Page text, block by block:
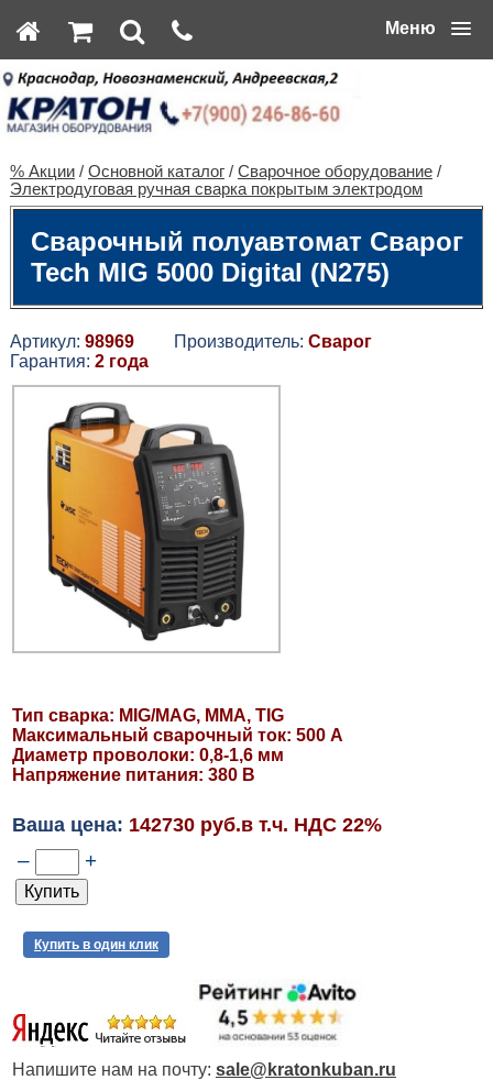
Меню
% Акции/ Основной каталог/ Сварочное оборудование/
Электродуговая ручная сварка покрытым электродом
Сварочный полуавтомат Сварог
Tech MIG 5000 Digital (N275)
Артикул: 98969Производитель: Сварог
Гарантия: 2 года
Тип сварка: MIG/MAG, MMA, TIG
Максимальный сварочный ток: 500 А
Диаметр проволоки: 0,8-1,6 мм
Напряжение питания: 380 В
Ваша цена: 142730 руб.в т.ч. НДС 22%
– +
Купить в один клик
Напишите нам на почту: sale@kratonkuban.ru